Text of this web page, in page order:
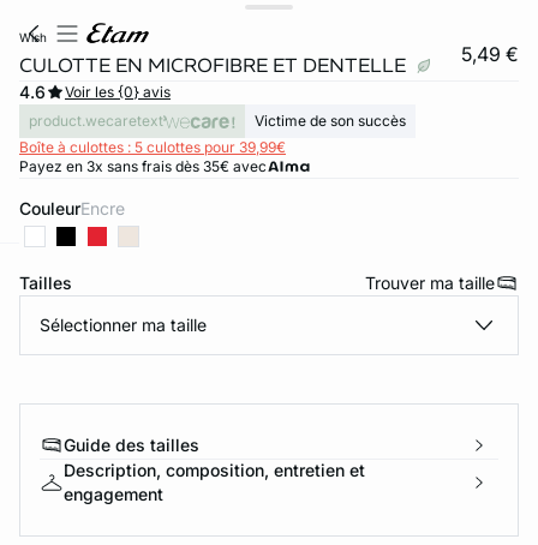
wish
CULOTTE EN MICROFIBRE ET DENTELLE 5,49 €
4.6
Voir les {0} avis
product.wecaretext
Victime de son succès
Boîte à culottes : 5 culottes pour 39,99€
Payez en 3x sans frais dès 35€ avec
Couleur encre
Tailles Trouver ma taille
Sélectionner ma taille
Guide des tailles
Description, composition, entretien et
engagement